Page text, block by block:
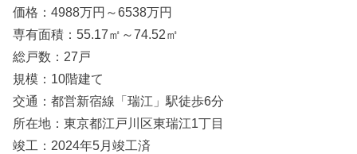
価格：4988万円～6538万円
専有面積：55.17㎡～74.52㎡
総戸数：27戸
規模：10階建て
交通：都営新宿線「瑞江」駅徒歩6分
所在地：東京都江戸川区東瑞江1丁目
竣工：2024年5月竣工済